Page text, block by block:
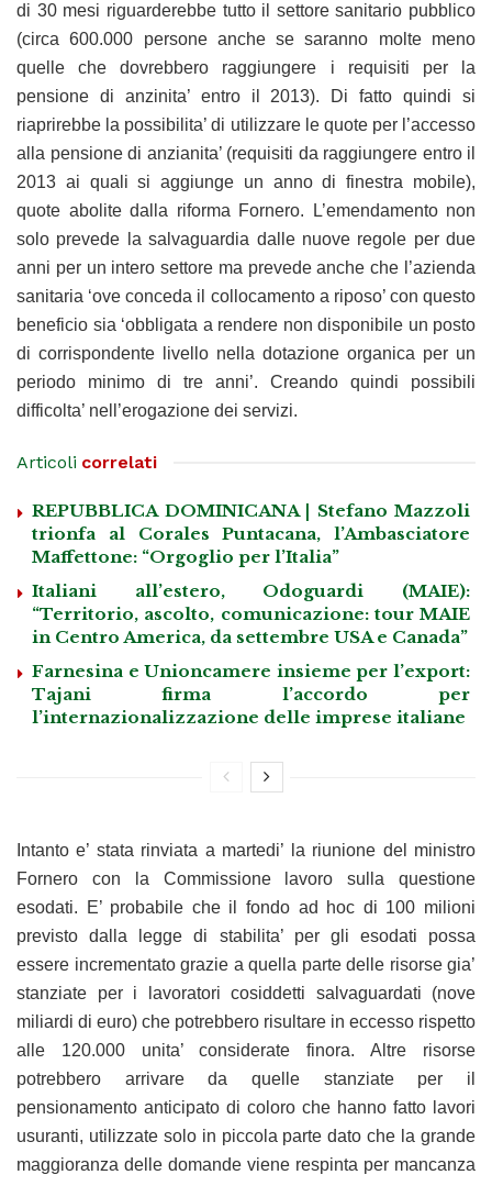
di 30 mesi riguarderebbe tutto il settore sanitario pubblico
(circa 600.000 persone anche se saranno molte meno
quelle che dovrebbero raggiungere i requisiti per la
pensione di anzinita’ entro il 2013). Di fatto quindi si
riaprirebbe la possibilita’ di utilizzare le quote per l’accesso
alla pensione di anzianita’ (requisiti da raggiungere entro il
2013 ai quali si aggiunge un anno di finestra mobile),
quote abolite dalla riforma Fornero. L’emendamento non
solo prevede la salvaguardia dalle nuove regole per due
anni per un intero settore ma prevede anche che l’azienda
sanitaria ‘ove conceda il collocamento a riposo’ con questo
beneficio sia ‘obbligata a rendere non disponibile un posto
di corrispondente livello nella dotazione organica per un
periodo minimo di tre anni’. Creando quindi possibili
difficolta’ nell’erogazione dei servizi.
Articoli correlati
REPUBBLICA DOMINICANA | Stefano Mazzoli
trionfa al Corales Puntacana, l’Ambasciatore
Maffettone: “Orgoglio per l’Italia”
Italiani all’estero, Odoguardi (MAIE):
“Territorio, ascolto, comunicazione: tour MAIE
in Centro America, da settembre USA e Canada”
Farnesina e Unioncamere insieme per l’export:
Tajani firma l’accordo per
l’internazionalizzazione delle imprese italiane
Intanto e’ stata rinviata a martedi’ la riunione del ministro
Fornero con la Commissione lavoro sulla questione
esodati. E’ probabile che il fondo ad hoc di 100 milioni
previsto dalla legge di stabilita’ per gli esodati possa
essere incrementato grazie a quella parte delle risorse gia’
stanziate per i lavoratori cosiddetti salvaguardati (nove
miliardi di euro) che potrebbero risultare in eccesso rispetto
alle 120.000 unita’ considerate finora. Altre risorse
potrebbero arrivare da quelle stanziate per il
pensionamento anticipato di coloro che hanno fatto lavori
usuranti, utilizzate solo in piccola parte dato che la grande
maggioranza delle domande viene respinta per mancanza